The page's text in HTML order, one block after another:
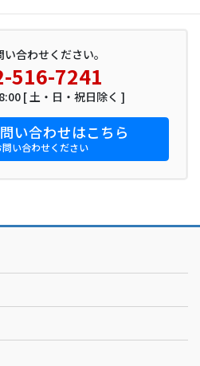
合わせください。
516-7241
[ 土・日・祝日除く ]
い合わせはこちら
い合わせください